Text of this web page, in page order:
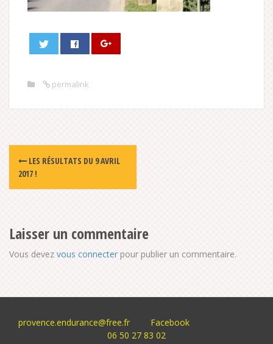
permalink
Post
navigation
LES RÉSULTATS DU 9 AVRIL
2017 !
Laisser un commentaire
Vous devez vous connecter pour publier un commentaire.
provence.endurance@free.fr
Facebook
06 50 27 83 02